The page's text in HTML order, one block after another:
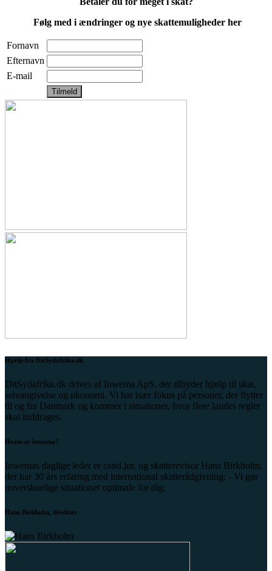
Følg med i ændringer og nye skattemuligheder her
Fornavn
Efternavn
E-mail
Hjælp fra DitSydafrika.dk
DitSydafrika.dk drives af Inwema ApS, der tilbyder hjælp til skat,
selvangivelse og økonomi. Vi har især fokus på personer, der flytter
til og fra Danmark og kommer i situationer, hvor flere landes regler
skal inddrages.
Hvem er Inwema?
Inwemas daglige leder er cand.jur. og skatterevisor Hans Birkholm,
der har 30 års erfaring med international skatterådgivning: - Vi gør
uoverskuelige situationer optimale for dig.
Hans Birkholm, direktør